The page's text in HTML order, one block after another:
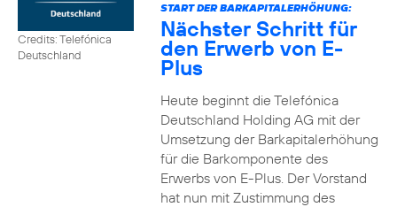
Credits: Telefónica
Deutschland
START DER BARKAPITALERHÖHUNG:
Nächster Schritt für
den Erwerb von E-
Plus
Heute beginnt die Telefónica
Deutschland Holding AG mit der
Umsetzung der Barkapitalerhöhung
für die Barkomponente des
Erwerbs von E-Plus. Der Vorstand
hat nun mit Zustimmung des